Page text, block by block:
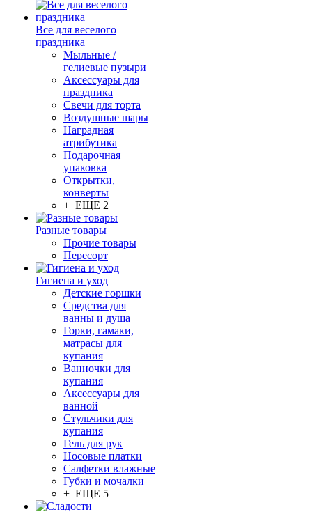
Все для веселого
праздника
Мыльные /
гелиевые пузыри
Аксессуары для
праздника
Свечи для торта
Воздушные шары
Наградная
атрибутика
Подарочная
упаковка
Открытки,
конверты
+ ЕЩЕ 2
Разные товары
Прочие товары
Пересорт
Гигиена и уход
Детские горшки
Средства для
ванны и душа
Горки, гамаки,
матрасы для
купания
Ванночки для
купания
Аксессуары для
ванной
Стульчики для
купания
Гель для рук
Носовые платки
Салфетки влажные
Губки и мочалки
+ ЕЩЕ 5